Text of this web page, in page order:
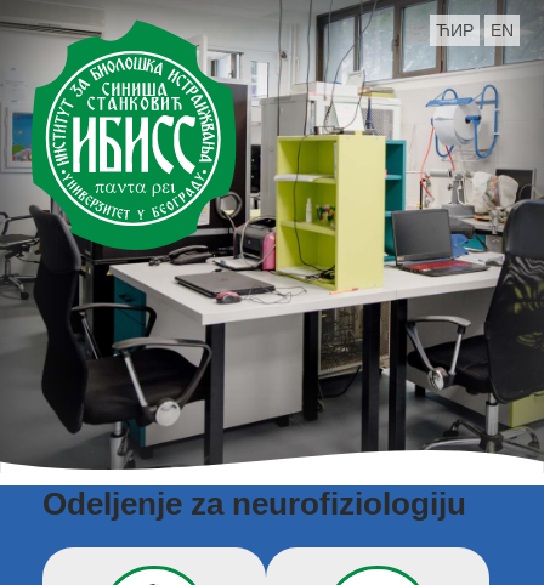
ЋИР EN
Odeljenje za neurofiziologiju